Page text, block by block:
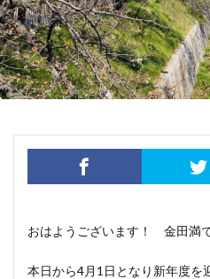
おはようございます！ 金田満で
本日から4月1日となり新年度を